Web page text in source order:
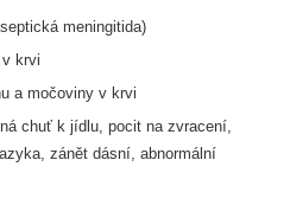
meningitida)
krvi
a močoviny v krvi
chuť k jídlu, pocit na zvracení,
zánět dásní, abnormální